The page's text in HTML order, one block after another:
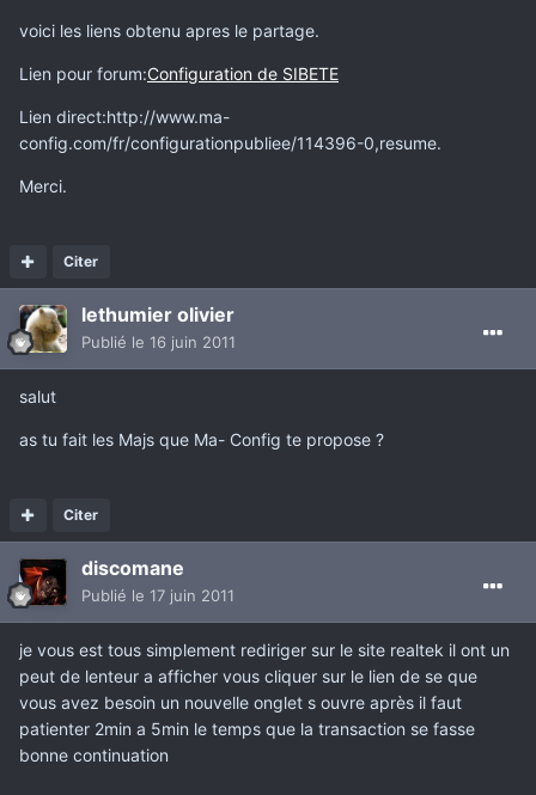
voici les liens obtenu apres le partage.
Lien pour forum:Configuration de SIBETE
Lien direct:http://www.ma-
config.com/fr/configurationpubliee/114396-0,resume.
Merci.
Citer
lethumier olivier
Publié le 16 juin 2011
salut
as tu fait les Majs que Ma- Config te propose ?
Citer
discomane
Publié le 17 juin 2011
je vous est tous simplement rediriger sur le site realtek il ont un
peut de lenteur a afficher vous cliquer sur le lien de se que
vous avez besoin un nouvelle onglet s ouvre après il faut
patienter 2min a 5min le temps que la transaction se fasse
bonne continuation